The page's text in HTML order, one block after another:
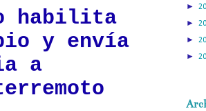
habilita
y envía
a
►
►
►
►